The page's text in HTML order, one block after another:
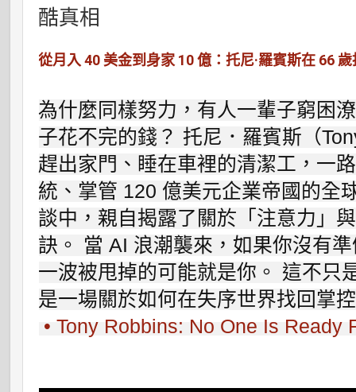
酷真相
從月入 40 美金到身家 10 億：托尼·羅賓斯在 66
為什麼同樣努力，有人一輩子窮困
子花不完的錢？ 托尼．羅賓斯（
趕出家門、睡在車裡的清潔工，一
統、掌管 120 億美元企業帝國的全
談中，親自揭露了關於「注意力」
訣。 當 AI 浪潮襲來，如果你沒有
一波被甩掉的可能就是你。 這不只
是一場關於如何在失序世界找回掌
• Tony Robbins: No One Is